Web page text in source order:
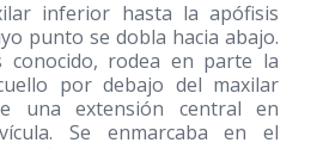
inferior hasta la apófisis
punto se dobla hacia abajo.
conocido, rodea en parte la
por debajo del maxilar
una extensión central en
Se enmarcaba en el